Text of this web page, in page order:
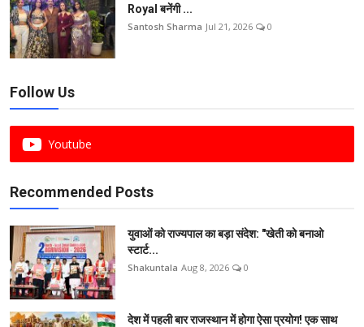
Royal बनेंगी ...
Santosh Sharma Jul 21, 2026 0
Follow Us
Youtube
Recommended Posts
युवाओं को राज्यपाल का बड़ा संदेश: "खेती को बनाओ
स्टार्ट...
Shakuntala Aug 8, 2026 0
देश में पहली बार राजस्थान में होगा ऐसा प्रयोग! एक साथ